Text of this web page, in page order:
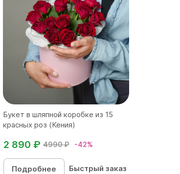
Букет в шляпной коробке из 15
красных роз (Кения)
4990 ₽ -42%
2 890 ₽
Подробнее Быстрый заказ